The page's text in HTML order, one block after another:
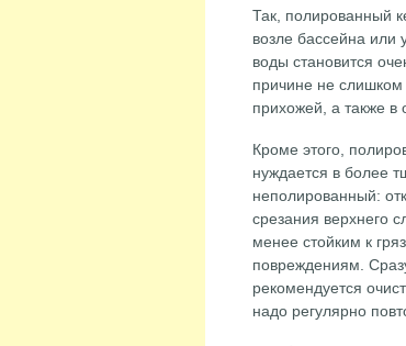
Так, полированный
возле бассейна или
воды становится
причине не
прихожей, а также в
Кроме этого,
нуждается в более
неполированный:
срезания верхнего
менее стойким к
повреждениям.
рекомендуется
надо регулярно